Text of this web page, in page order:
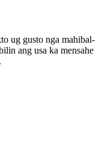
ug gusto nga mahibal-
ang usa ka mensahe